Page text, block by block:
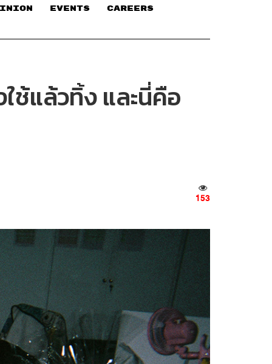
EVENTS CAREERS
ช้แล้วทิ้ง และนี่คือ
153